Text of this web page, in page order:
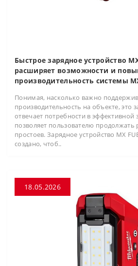
Быстрое зарядное устройство
расширяет возможности и
производительность системы
Понимая, насколько важно
производительность на объекте, это
отвечает потребности в эффективной
позволяет пользователю продолжать
простоев. Зарядное устройство MX
создано, чтоб..
18.05.2026